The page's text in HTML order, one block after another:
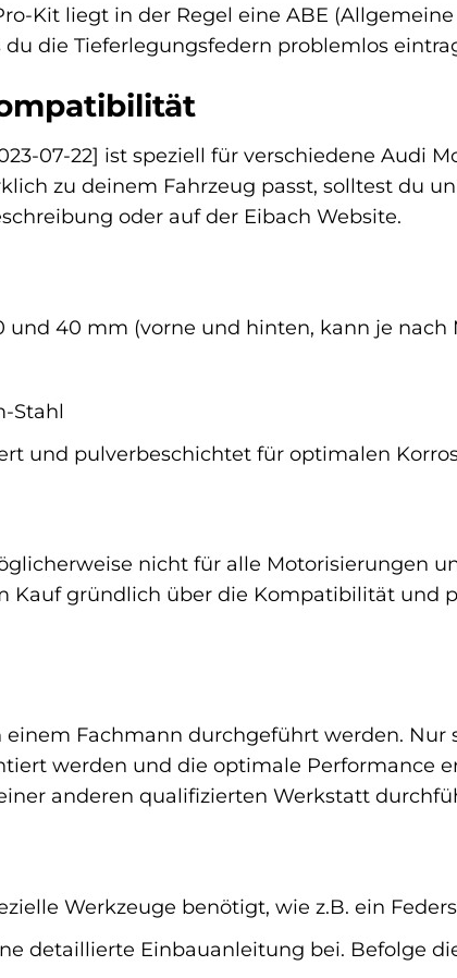
Kit liegt in der Regel eine ABE
die Tieferlegungsfedern problemlos
07-22] ist speziell für verschiedene Audi
zu deinem Fahrzeug passt, solltest du
oder auf der Eibach Website.
und 40 mm (vorne und hinten, kann je nach
Stahl
und pulverbeschichtet für optimalen
nicht für alle Motorisierungen
Kauf gründlich über die Kompatibilität und
einem Fachmann durchgeführt werden. Nur
werden und die optimale Performance
anderen qualifizierten Werkstatt
Werkzeuge benötigt, wie z.B. ein
detaillierte Einbauanleitung bei. Befolge